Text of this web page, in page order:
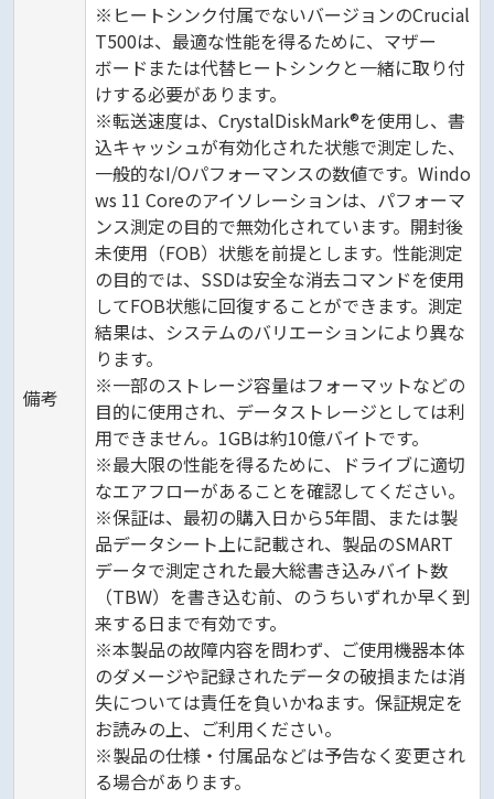
備考
※ヒートシンク付属でないバージョンのCrucial
T500は、最適な性能を得るために、マザー
ボードまたは代替ヒートシンクと一緒に取り付
けする必要があります。
※転送速度は、CrystalDiskMark®を使用し、書
込キャッシュが有効化された状態で測定した、
一般的なI/Oパフォーマンスの数値です。Windo
ws 11 Coreのアイソレーションは、パフォーマ
ンス測定の目的で無効化されています。開封後
未使用（FOB）状態を前提とします。性能測定
の目的では、SSDは安全な消去コマンドを使用
してFOB状態に回復することができます。測定
結果は、システムのバリエーションにより異な
ります。
※一部のストレージ容量はフォーマットなどの
目的に使用され、データストレージとしては利
用できません。1GBは約10億バイトです。
※最大限の性能を得るために、ドライブに適切
なエアフローがあることを確認してください。
※保証は、最初の購入日から5年間、または製
品データシート上に記載され、製品のSMART
データで測定された最大総書き込みバイト数
（TBW）を書き込む前、のうちいずれか早く到
来する日まで有効です。
※本製品の故障内容を問わず、ご使用機器本体
のダメージや記録されたデータの破損または消
失については責任を負いかねます。保証規定を
お読みの上、ご利用ください。
※製品の仕様・付属品などは予告なく変更され
る場合があります。